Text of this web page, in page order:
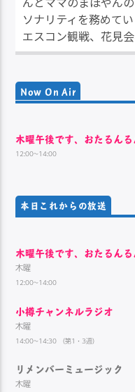
ソナリティを務めて
エスコン観戦、花見
Now On Air
木曜午後です、おたるんる
12:00~14:00
本日これからの放送
木曜午後です、おたるんる
木曜
12:00~14:00
小樽チャンネルラジオ
木曜
14:00~14:30 （第1・3週）
リメンバーミュージック
木曜